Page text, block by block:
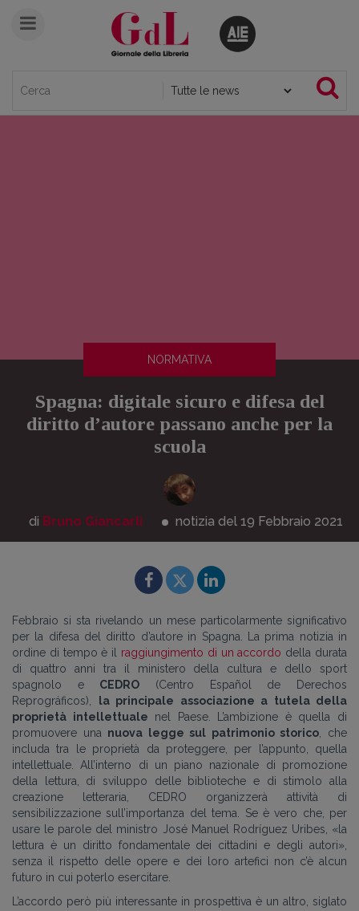
NORMATIVA
Spagna: digitale sicuro e difesa del
diritto d’autore passano anche per la
scuola
di Bruno Giancarli notizia del 19 Febbraio 2021
Febbraio si sta rivelando un mese particolarmente significativo
per la difesa del diritto d’autore in Spagna. La prima notizia in
ordine di tempo è il raggiungimento di un accordo della durata
di quattro anni tra il ministero della cultura e dello sport
spagnolo e CEDRO (Centro Español de Derechos
Reprográficos),
la principale associazione a tutela della
proprietà intellettuale nel Paese. L’ambizione è quella di
promuovere una nuova legge sul patrimonio storico , che
includa tra le proprietà da proteggere, per l’appunto, quella
intellettuale. All’interno di un piano nazionale di promozione
della lettura, di sviluppo delle biblioteche e di stimolo alla
creazione letteraria, CEDRO organizzerà attività di
sensibilizzazione sull’importanza del tema. Se è vero che, per
usare le parole del ministro José Manuel Rodríguez Uribes, «la
lettura è un diritto fondamentale dei cittadini e degli autori»,
senza il rispetto delle opere e dei loro artefici non c’è alcun
futuro in cui poterlo esercitare.
L’accordo però più interessante in prospettiva è un altro, siglato